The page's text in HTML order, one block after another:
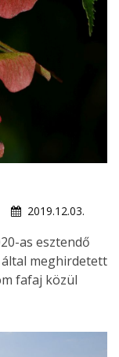
2019.12.03.
as esztendő
által meghirdetett
fafaj közül